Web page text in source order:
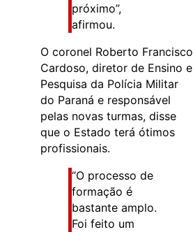
próximo”,
afirmou.
O coronel Roberto Francisco
Cardoso, diretor de Ensino e
Pesquisa da Polícia Militar
do Paraná e responsável
pelas novas turmas, disse
que o Estado terá ótimos
profissionais.
“O processo de
formação é
bastante amplo.
Foi feito um